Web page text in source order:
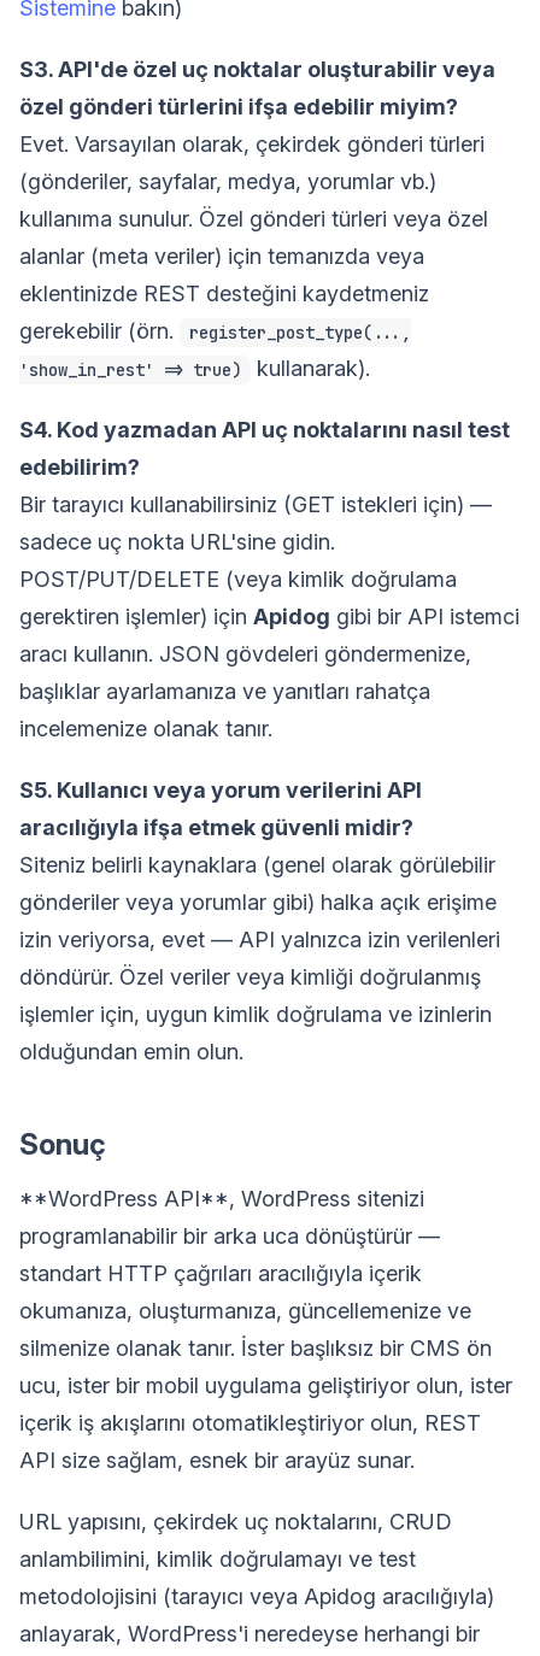
Sistemine bakın)
S3. API'de özel uç noktalar oluşturabilir veya
özel gönderi türlerini ifşa edebilir miyim?
Evet. Varsayılan olarak, çekirdek gönderi türleri
(gönderiler, sayfalar, medya, yorumlar vb.)
kullanıma sunulur. Özel gönderi türleri veya özel
alanlar (meta veriler) için temanızda veya
eklentinizde REST desteğini kaydetmeniz
gerekebilir (örn.
register_post_type(...,
'show_in_rest' => true)
kullanarak).
S4. Kod yazmadan API uç noktalarını nasıl test
edebilirim?
Bir tarayıcı kullanabilirsiniz (GET istekleri için) —
sadece uç nokta URL'sine gidin.
POST/PUT/DELETE (veya kimlik doğrulama
gerektiren işlemler) için Apidog gibi bir API istemci
aracı kullanın. JSON gövdeleri göndermenize,
başlıklar ayarlamanıza ve yanıtları rahatça
incelemenize olanak tanır.
S5. Kullanıcı veya yorum verilerini API
aracılığıyla ifşa etmek güvenli midir?
Siteniz belirli kaynaklara (genel olarak görülebilir
gönderiler veya yorumlar gibi) halka açık erişime
izin veriyorsa, evet — API yalnızca izin verilenleri
döndürür. Özel veriler veya kimliği doğrulanmış
işlemler için, uygun kimlik doğrulama ve izinlerin
olduğundan emin olun.
Sonuç
**WordPress API**, WordPress sitenizi
programlanabilir bir arka uca dönüştürür —
standart HTTP çağrıları aracılığıyla içerik
okumanıza, oluşturmanıza, güncellemenize ve
silmenize olanak tanır. İster başlıksız bir CMS ön
ucu, ister bir mobil uygulama geliştiriyor olun, ister
içerik iş akışlarını otomatikleştiriyor olun, REST
API size sağlam, esnek bir arayüz sunar.
URL yapısını, çekirdek uç noktalarını, CRUD
anlambilimini, kimlik doğrulamayı ve test
metodolojisini (tarayıcı veya Apidog aracılığıyla)
anlayarak, WordPress'i neredeyse herhangi bir